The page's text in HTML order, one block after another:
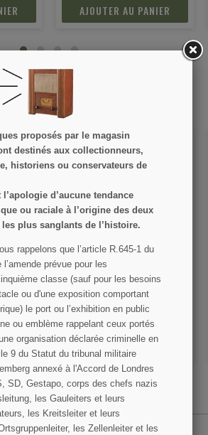
(1 avis)
AJOUTER AU PANIER
ONT ACHETÉ CE PRODUIT
ACHETÉ :
Day
Peluche aigle, 101st
Airborne Division, 24 cm
15,00 €
VOIR LE DÉTAIL
AJOUTER AU PANIER
proposés par le magasin
destinés aux collectionneurs,
historiens ou conservateurs de
d’aucune tendance
ou raciale à l’origine des deux
plus sanglants de l’histoire.
rappelons que l’article R.645­-1 du
prévue pour les
classe (sauf pour les besoins
ou d'une exposition comportant
le port ou l’exhibition en public
ou emblème rappelant ceux portés
organisation déclarée criminelle en
9 du Statut du tribunal militaire
annexé à l'Accord de Londres
SD, Gestapo, corps des chefs nazis
les Gauleiters et leurs
les Kreitsleiter et leurs
les Zellenleiter et les